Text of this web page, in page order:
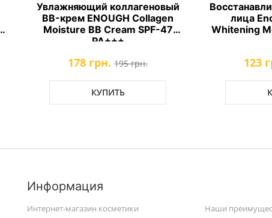
Увлажняющий коллагеновый
BB-крем ENOUGH Collagen
Moisture BB Cream SPF-47
PA+++
178 грн. 195 грн.
КУПИТЬ
лица
Whitening
123
Информация
Интернет-магазин косметики Наши